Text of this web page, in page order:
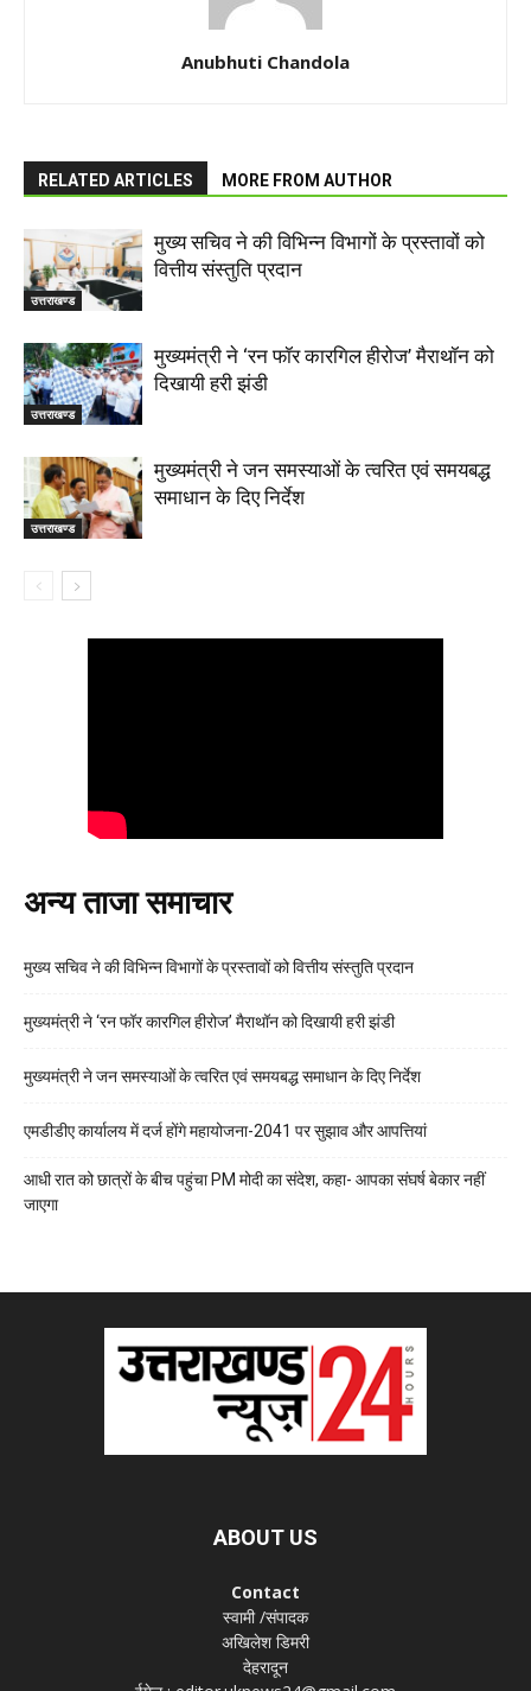
Anubhuti Chandola
RELATED ARTICLES MORE FROM AUTHOR
उत्तराखण्ड
मुख्य सचिव ने की विभिन्न विभागों के प्रस्तावों को
वित्तीय संस्तुति प्रदान
उत्तराखण्ड
मुख्यमंत्री ने ‘रन फॉर कारगिल हीरोज’ मैराथॉन को
दिखायी हरी झंडी
उत्तराखण्ड
मुख्यमंत्री ने जन समस्याओं के त्वरित एवं समयबद्ध
समाधान के दिए निर्देश
अन्य ताजा समाचार
मुख्य सचिव ने की विभिन्न विभागों के प्रस्तावों को वित्तीय संस्तुति प्रदान
मुख्यमंत्री ने ‘रन फॉर कारगिल हीरोज’ मैराथॉन को दिखायी हरी झंडी
मुख्यमंत्री ने जन समस्याओं के त्वरित एवं समयबद्ध समाधान के दिए निर्देश
एमडीडीए कार्यालय में दर्ज होंगे महायोजना-2041 पर सुझाव और आपत्तियां
आधी रात को छात्रों के बीच पहुंचा PM मोदी का संदेश, कहा- आपका संघर्ष बेकार नहीं
जाएगा
ABOUT US
Contact
स्वामी /संपादक
अखिलेश डिमरी
देहरादून